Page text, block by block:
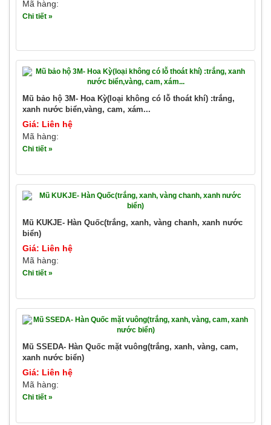
Mã hàng:
Chi tiết »
Mũ bảo hộ 3M- Hoa Kỳ(loại không có lỗ thoát khí) :trắng,
xanh nước biển,vàng, cam, xám...
Giá: Liên hệ
Mã hàng:
Chi tiết »
Mũ KUKJE- Hàn Quốc(trắng, xanh, vàng chanh, xanh nước
biển)
Giá: Liên hệ
Mã hàng:
Chi tiết »
Mũ SSEDA- Hàn Quốc mặt vuông(trắng, xanh, vàng, cam,
xanh nước biển)
Giá: Liên hệ
Mã hàng:
Chi tiết »